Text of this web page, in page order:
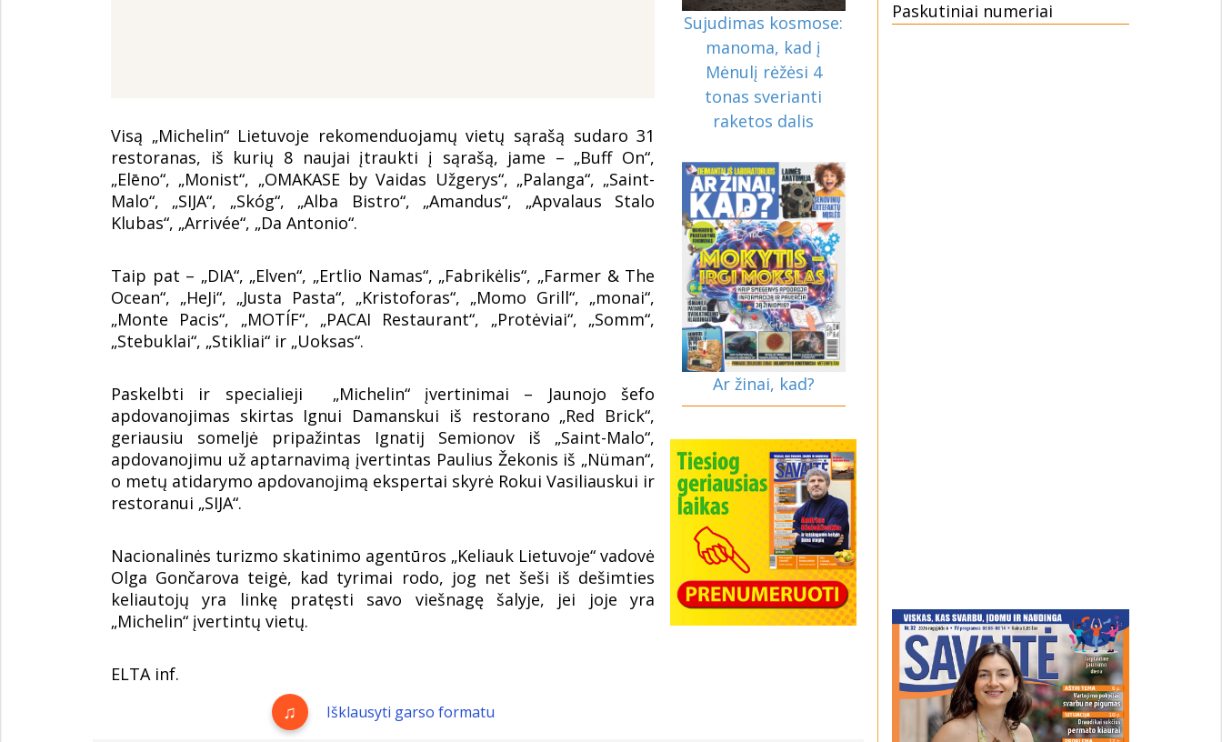
Visą „Michelin“ Lietuvoje rekomenduojamų vietų sąrašą sudaro 31
restoranas, iš kurių 8 naujai įtraukti į sąrašą, jame – „Buff On“,
„Elēno“, „Monist“, „OMAKASE by Vaidas Užgerys“, „Palanga“, „Saint-
Malo“, „SIJA“, „Skóg“, „Alba Bistro“, „Amandus“, „Apvalaus Stalo
Klubas“, „Arrivée“, „Da Antonio“.
Taip pat – „DIA“, „Elven“, „Ertlio Namas“, „Fabrikėlis“, „Farmer & The
Ocean“, „HeJi“, „Justa Pasta“, „Kristoforas“, „Momo Grill“, „monai“,
„Monte Pacis“, „MOTÍF“, „PACAI Restaurant“, „Protėviai“, „Somm“,
„Stebuklai“, „Stikliai“ ir „Uoksas“.
Paskelbti ir specialieji „Michelin“ įvertinimai – Jaunojo šefo
apdovanojimas skirtas Ignui Damanskui iš restorano „Red Brick“,
geriausiu someljė pripažintas Ignatij Semionov iš „Saint-Malo“,
apdovanojimu už aptarnavimą įvertintas Paulius Žekonis iš „Nüman“,
o metų atidarymo apdovanojimą ekspertai skyrė Rokui Vasiliauskui ir
restoranui „SIJA“.
Nacionalinės turizmo skatinimo agentūros „Keliauk Lietuvoje“ vadovė
Olga Gončarova teigė, kad tyrimai rodo, jog net šeši iš dešimties
keliautojų yra linkę pratęsti savo viešnagę šalyje, jei joje yra
„Michelin“ įvertintų vietų.
ELTA inf.
Išklausyti garso formatu
Sujudimas kosmose:
manoma, kad į
Mėnulį rėžėsi 4
tonas sverianti
raketos dalis
Ar žinai, kad?
Paskutiniai numeriai